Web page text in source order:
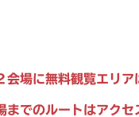
場に無料観覧エリア
でのルートはアクセ